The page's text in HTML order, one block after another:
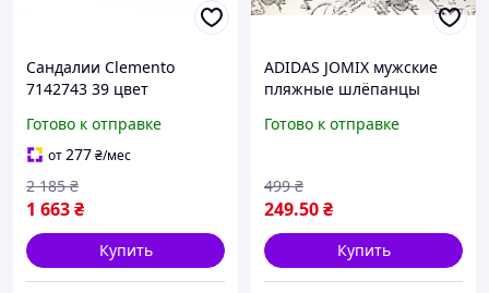
Сандалии Clemento
7142743 39 цвет
Готово к отправке
от277₴/мес
1 663₴
2 185 ₴
Купить
ADIDAS JOMIX мужские
пляжные шлёпанцы
Готово к отправке
249.50₴
499 ₴
Купить